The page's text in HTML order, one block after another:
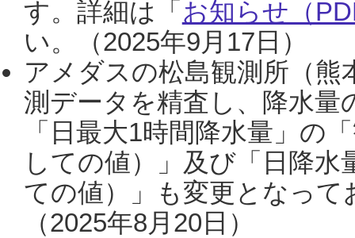
す。詳細は「 お知らせ（
い。（2025年9月17日）
アメダスの松島観測所（熊
測データを精査し、降水
「日最大1時間降水量」の
しての値）」及び「日降
ての値）」も変更となっ
（2025年8月20日）